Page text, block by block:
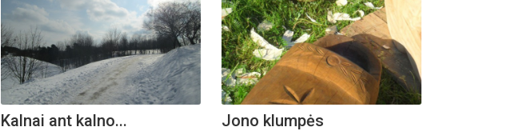
Kalnai ant kalno... Jono klumpės